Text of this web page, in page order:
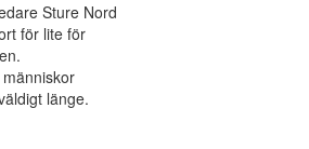
Sture Nord
för lite för
länge.